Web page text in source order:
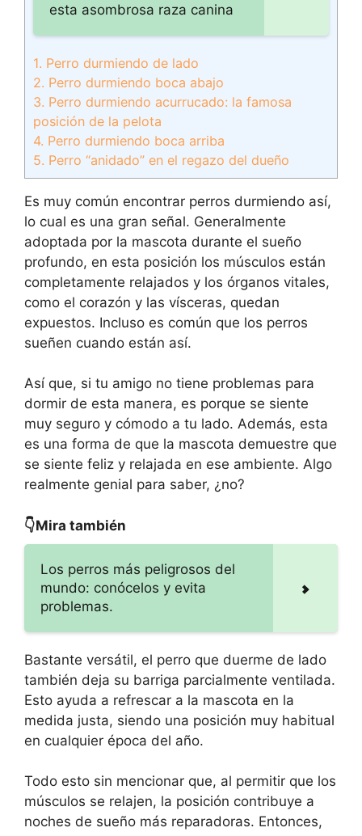
esta asombrosa raza canina
1. Perro durmiendo de lado
2. Perro durmiendo boca abajo
3. Perro durmiendo acurrucado: la famosa
posición de la pelota
4. Perro durmiendo boca arriba
5. Perro “anidado” en el regazo del dueño
Es muy común encontrar perros durmiendo así,
lo cual es una gran señal. Generalmente
adoptada por la mascota durante el sueño
profundo, en esta posición los músculos están
completamente relajados y los órganos vitales,
como el corazón y las vísceras, quedan
expuestos. Incluso es común que los perros
sueñen cuando están así.
Así que, si tu amigo no tiene problemas para
dormir de esta manera, es porque se siente
muy seguro y cómodo a tu lado. Además, esta
es una forma de que la mascota demuestre que
se siente feliz y relajada en ese ambiente. Algo
realmente genial para saber, ¿no?
👇Mira también
Los perros más peligrosos del
mundo: conócelos y evita
problemas.
Bastante versátil, el perro que duerme de lado
también deja su barriga parcialmente ventilada.
Esto ayuda a refrescar a la mascota en la
medida justa, siendo una posición muy habitual
en cualquier época del año.
Todo esto sin mencionar que, al permitir que los
músculos se relajen, la posición contribuye a
noches de sueño más reparadoras. Entonces,